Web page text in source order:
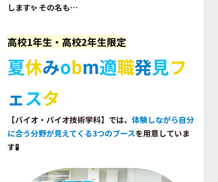
します✨ その名も…
高校1年生・高校2年生限定
夏休みobm適職発見フ
ェスタ
【バイオ・バイオ技術学科】 では、 体験しながら自分
に合う分野が見えてくる3つのブースを用意していま
す🧪